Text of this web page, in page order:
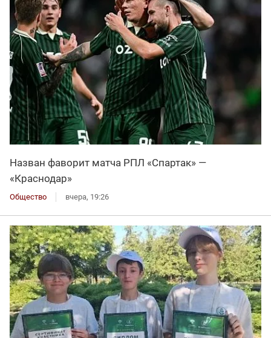
Назван фаворит матча РПЛ «Спартак» —
«Краснодар»
Общество вчера, 19:26